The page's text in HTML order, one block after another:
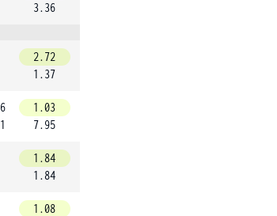
3.36
2.72
1.37
6
1
1.03
7.95
1.84
1.84
1.08